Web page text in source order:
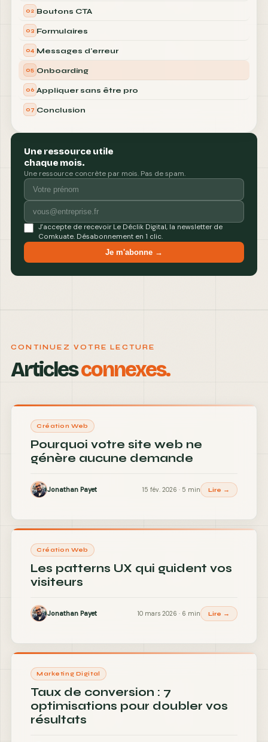
02 Boutons CTA
03 Formulaires
04 Messages d'erreur
05 Onboarding
06 Appliquer sans être pro
07 Conclusion
Une ressource utile
chaque mois.
Une ressource concrète par mois. Pas de spam.
J'accepte de recevoir Le Déclik Digital, la newsletter de
Comkuate. Désabonnement en 1 clic.
Je m'abonne →
CONTINUEZ VOTRE LECTURE
Articlesconnexes.
Création Web
Pourquoi votre site web ne
génère aucune demande
Jonathan Payet 15 fév. 2026 · 5 min Lire →
Création Web
Les patterns UX qui guident vos
visiteurs
Jonathan Payet 10 mars 2026 · 6 min Lire →
Marketing Digital
Taux de conversion : 7
optimisations pour doubler vos
résultats